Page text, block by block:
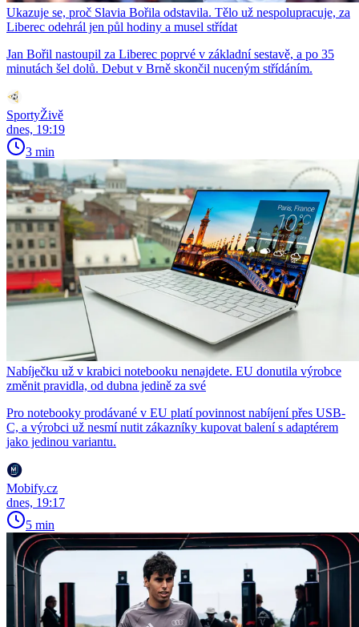
Ukazuje se, proč Slavia Bořila odstavila. Tělo už nespolupracuje, za
Liberec odehrál jen půl hodiny a musel střídat
Jan Bořil nastoupil za Liberec poprvé v základní sestavě, a po 35
minutách šel dolů. Debut v Brně skončil nuceným střídáním.
SportyŽivě
dnes, 19:19
3 min
Nabíječku už v krabici notebooku nenajdete. EU donutila výrobce
změnit pravidla, od dubna jedině za své
Pro notebooky prodávané v EU platí povinnost nabíjení přes USB-
C, a výrobci už nesmí nutit zákazníky kupovat balení s adaptérem
jako jedinou variantu.
Mobify.cz
dnes, 19:17
5 min